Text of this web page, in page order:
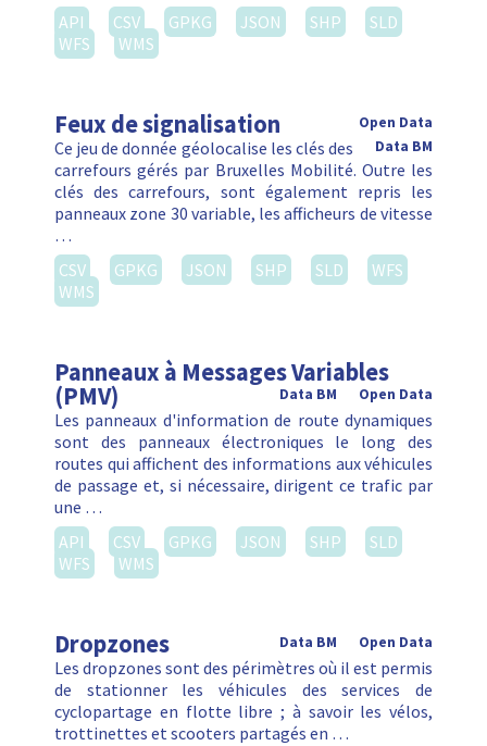
API
CSV GPKG JSON SHP
SLD
WFS
WMS
Feux de signalisation
Open Data
Data BM
Ce jeu de donnée géolocalise les clés des
carrefours gérés par Bruxelles Mobilité. Outre les
clés des carrefours, sont également repris les
panneaux zone 30 variable, les afficheurs de vitesse
…
CSV
GPKG JSON SHP SLD
WFS
WMS
Panneaux à Messages Variables
(PMV) Open Data
Data BM
Les panneaux d'information de route dynamiques
sont des panneaux électroniques le long des
routes qui affichent des informations aux véhicules
de passage et, si nécessaire, dirigent ce trafic par
une …
API
CSV GPKG JSON SHP
SLD
WFS
WMS
Dropzones Open Data
Data BM
Les dropzones sont des périmètres où il est permis
de stationner les véhicules des services de
cyclopartage en flotte libre ; à savoir les vélos,
trottinettes et scooters partagés en …